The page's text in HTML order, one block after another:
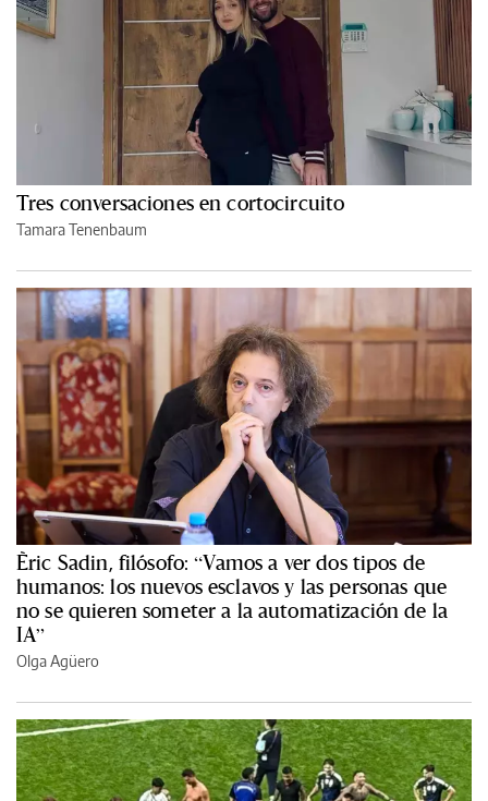
Tres conversaciones en cortocircuito
Tamara Tenenbaum
Èric Sadin, filósofo: “Vamos a ver dos tipos de
humanos: los nuevos esclavos y las personas que
no se quieren someter a la automatización de la
IA”
Olga Agüero